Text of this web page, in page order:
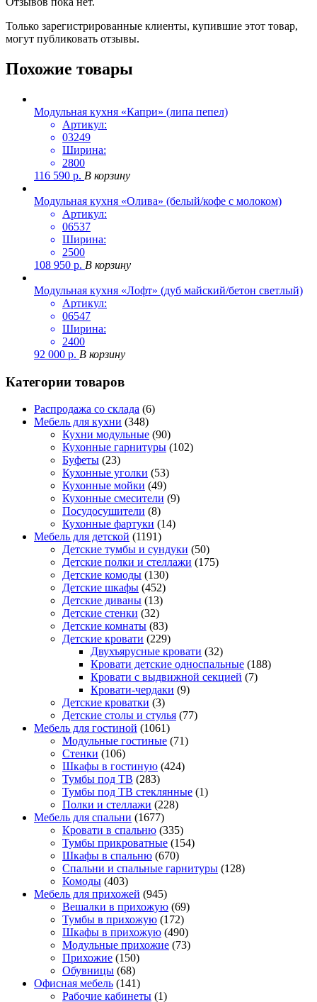
Только зарегистрированные клиенты, купившие этот товар,
могут публиковать отзывы.
Похожие товары
Модульная кухня «Капри» (липа пепел)
Артикул:
03249
Ширина:
2800
116 590 р. В корзину
Модульная кухня «Олива» (белый/кофе с молоком)
Артикул:
06537
Ширина:
2500
108 950 р. В корзину
Модульная кухня «Лофт» (дуб майский/бетон светлый)
Артикул:
06547
Ширина:
2400
92 000 р. В корзину
Категории товаров
Распродажа со склада (6)
Мебель для кухни (348)
Кухни модульные (90)
Кухонные гарнитуры (102)
Буфеты (23)
Кухонные уголки (53)
Кухонные мойки (49)
Кухонные смесители (9)
Посудосушители (8)
Кухонные фартуки (14)
Мебель для детской (1191)
Детские тумбы и сундуки (50)
Детские полки и стеллажи (175)
Детские комоды (130)
Детские шкафы (452)
Детские диваны (13)
Детские стенки (32)
Детские комнаты (83)
Детские кровати (229)
Двухъярусные кровати (32)
Кровати детские односпальные (188)
Кровати с выдвижной секцией (7)
Кровати-чердаки (9)
Детские кроватки (3)
Детские столы и стулья (77)
Мебель для гостиной (1061)
Модульные гостиные (71)
Стенки (106)
Шкафы в гостиную (424)
Тумбы под ТВ (283)
Тумбы под ТВ стеклянные (1)
Полки и стеллажи (228)
Мебель для спальни (1677)
Кровати в спальню (335)
Тумбы прикроватные (154)
Шкафы в спальню (670)
Спальни и спальные гарнитуры (128)
Комоды (403)
Мебель для прихожей (945)
Вешалки в прихожую (69)
Тумбы в прихожую (172)
Шкафы в прихожую (490)
Модульные прихожие (73)
Прихожие (150)
Обувницы (68)
Офисная мебель (141)
Рабочие кабинеты (1)